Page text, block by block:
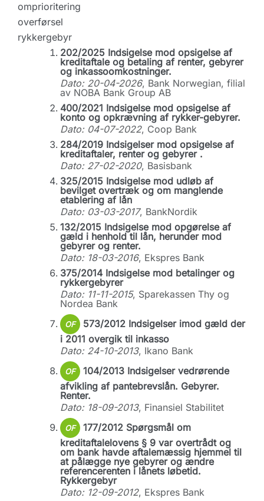
omprioritering
overførsel
rykkergebyr
202/2025 Indsigelse mod opsigelse af
kreditaftale og betaling af renter, gebyrer
og inkassoomkostninger.
Dato: 20-04-2026, Bank Norwegian, filial
av NOBA Bank Group AB
400/2021 Indsigelse mod opsigelse af
konto og opkrævning af rykker-gebyrer.
Dato: 04-07-2022, Coop Bank
284/2019 Indsigelser mod opsigelse af
kreditaftaler, renter og gebyrer .
Dato: 27-02-2020, Basisbank
325/2015 Indsigelse mod udløb af
bevilget overtræk og om manglende
etablering af lån
Dato: 03-03-2017, BankNordik
132/2015 Indsigelse mod opgørelse af
gæld i henhold til lån, herunder mod
gebyrer og renter.
Dato: 18-03-2016, Ekspres Bank
375/2014 Indsigelse mod betalinger og
rykkergebyrer
Dato: 11-11-2015, Sparekassen Thy og
Nordea Bank
OF
573/2012 Indsigelser imod gæld der
i 2011 overgik til inkasso
Dato: 24-10-2013, Ikano Bank
OF
104/2013 Indsigelser vedrørende
afvikling af pantebrevslån. Gebyrer.
Renter.
Dato: 18-09-2013, Finansiel Stabilitet
OF
177/2012 Spørgsmål om
kreditaftalelovens § 9 var overtrådt og
om bank havde aftalemæssig hjemmel til
at pålægge nye gebyrer og ændre
referencerenten i lånets løbetid.
Rykkergebyr
Dato: 12-09-2012, Ekspres Bank